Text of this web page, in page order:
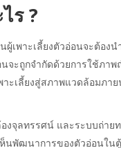
ร ?
พาะเลี้ยงตัวอ่อนจะต้อง
ถูกจำกัดด้วยการใช้ภา
ลี้ยงสู่สภาพแวดล้อมภา
งจุลทรรศน์ และระบบถ่
พัฒนาการของตัวอ่อนใน